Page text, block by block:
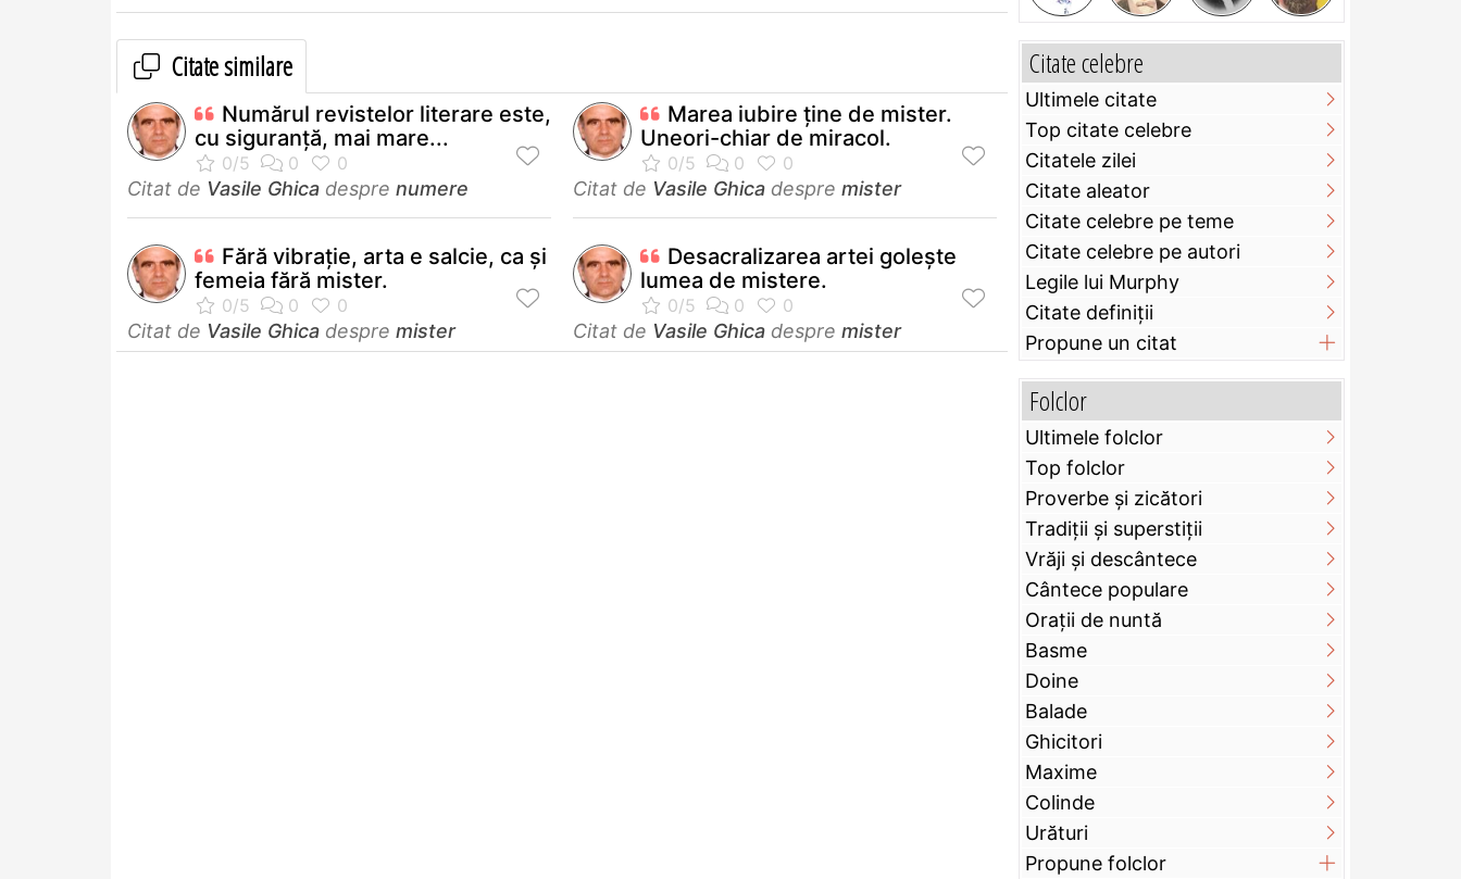
Citate similare
Numărul revistelor literare este,
cu siguranţă, mai mare...
Citat de Vasile Ghica despre numere
Marea iubire ţine de mister.
Uneori-chiar de miracol.
Citat de Vasile Ghica despre mister
Fără vibrație, arta e salcie, ca și
femeia fără mister.
Citat de Vasile Ghica despre mister
Desacralizarea artei goleşte
lumea de mistere.
Citat de Vasile Ghica despre mister
Citate celebre
Ultimele citate
Top citate celebre
Citatele zilei
Citate aleator
Citate celebre pe teme
Citate celebre pe autori
Legile lui Murphy
Citate definiţii
Propune un citat
Folclor
Ultimele folclor
Top folclor
Proverbe și zicători
Tradiții și superstiții
Vrăji și descântece
Cântece populare
Orații de nuntă
Basme
Doine
Balade
Ghicitori
Maxime
Colinde
Urături
Propune folclor